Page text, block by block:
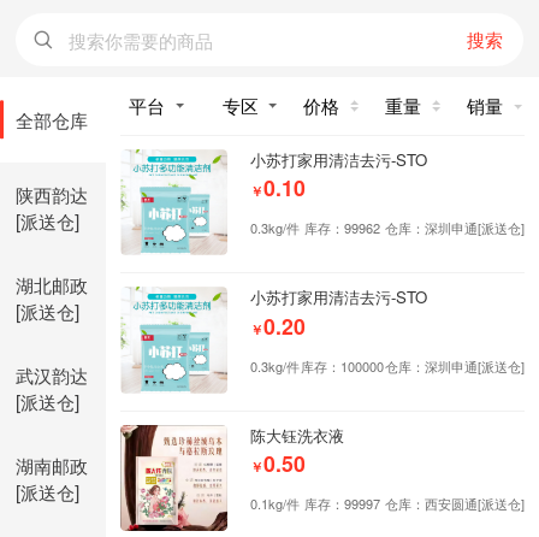
搜索
全部仓库
陕西韵达
[派送仓]
湖北邮政
[派送仓]
武汉韵达
[派送仓]
湖南邮政
[派送仓]
价格 重量 销量
小苏打家用清洁去污-STO
￥0.10
0.3kg/件 库存：99962 仓库：深圳申通[派送仓]
小苏打家用清洁去污-STO
￥0.20
0.3kg/件库存：100000仓库：深圳申通[派送仓]
陈大钰洗衣液
￥0.50
0.1kg/件 库存：99997 仓库：西安圆通[派送仓]